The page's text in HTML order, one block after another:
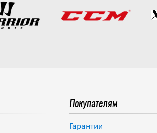
Покупателям
Гарантии